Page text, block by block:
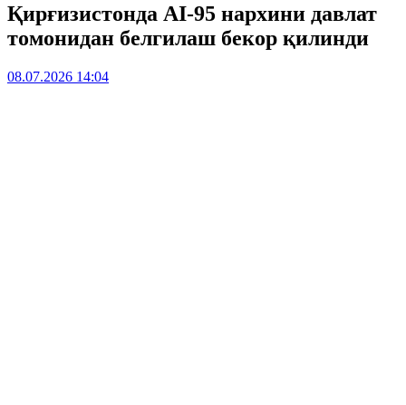
Қирғизистонда AI-95 нархини давлат
томонидан белгилаш бекор қилинди
08.07.2026 14:04